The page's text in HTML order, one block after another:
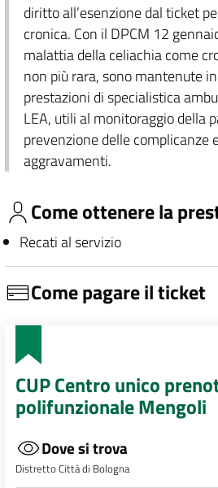
diritto all’esenzione dal ticket
cronica. Con il DPCM 12
malattia della celiachia come
non più rara, sono mantenute
prestazioni di specialistica
LEA, utili al monitoraggio della
prevenzione delle complicanze
aggravamenti.
Come ottenere la
Recati al servizio
Come pagare il ticket
CUP Centro unico
polifunzionale Mengoli
Dove si trova
Distretto Città di Bologna